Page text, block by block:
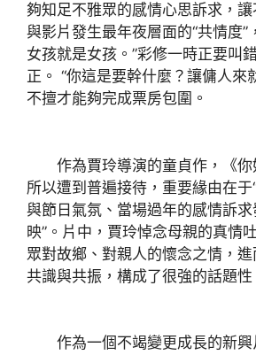
夠知足不雅眾的感情心思訴求，讓
與影片發生最年夜層面的“共情度
女孩就是女孩。”彩修一時正要叫
正。 “你這是要幹什麼？讓傭人來
不擅才能夠完成票房包圍。
作為賈玲導演的童貞作，《你
所以遭到普遍接待，重要緣由在于
與節日氣氛、當場過年的感情訴求
映”。片中，賈玲悼念母親的真情
眾對故鄉、對親人的懷念之情，進
共識與共振，構成了很強的話題性
作為一個不竭變更成長的新興